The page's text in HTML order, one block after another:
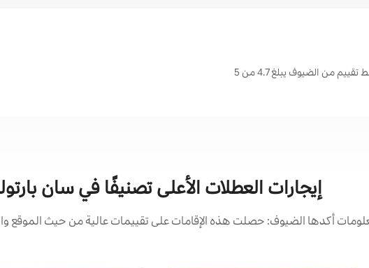
من الضيوف يبلغ 4.7 من 5
إيجارات العطلات الأعلى تصنيفًا في سان
أكدها الضيوف: حصلت هذه الإقامات على تقييمات عالية من حيث الموقع